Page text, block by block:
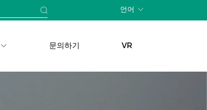
언어
문의하기 VR